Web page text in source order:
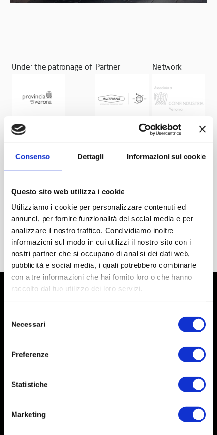
Consenso Dettagli Informazioni sui cookie
Questo sito web utilizza i cookie
Utilizziamo i cookie per personalizzare contenuti ed
annunci, per fornire funzionalità dei social media e per
analizzare il nostro traffico. Condividiamo inoltre
informazioni sul modo in cui utilizzi il nostro sito con i
nostri partner che si occupano di analisi dei dati web,
pubblicità e social media, i quali potrebbero combinarle
con altre informazioni che hai fornito loro o che hanno
raccolto dal tuo utilizzo dei loro servizi.
delNecessari
Preferenze
Statistiche
Marketing
Under the patronage of Partner Network